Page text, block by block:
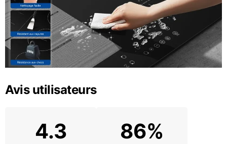
Avis utilisateurs
4.3 86%